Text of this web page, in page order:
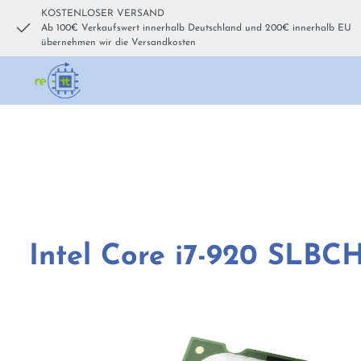
Hauptinhalt springen
Zur Hauptnavigation springen
KOSTENLOSER VERSAND
Ab 100€ Verkaufswert innerhalb Deutschland und 200€ innerhalb EU
übernehmen wir die Versandkosten
Intel Core i7-920